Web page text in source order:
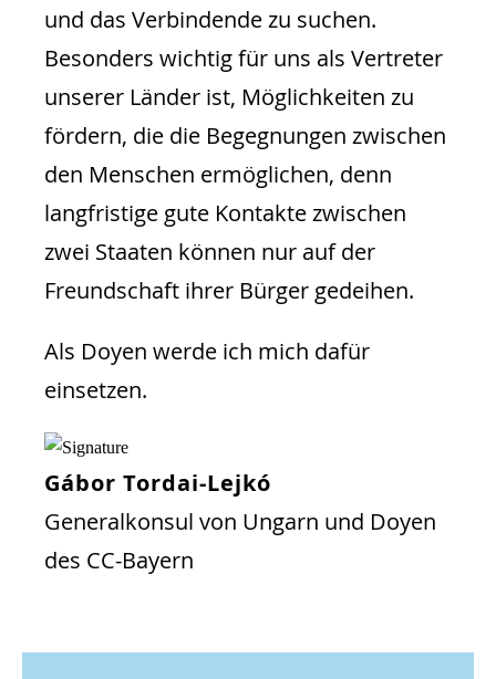
und das Verbindende zu suchen.
Besonders wichtig für uns als Vertreter
unserer Länder ist, Möglichkeiten zu
fördern, die die Begegnungen zwischen
den Menschen ermöglichen, denn
langfristige gute Kontakte zwischen
zwei Staaten können nur auf der
Freundschaft ihrer Bürger gedeihen.
Als Doyen werde ich mich dafür
einsetzen.
Gábor Tordai-Lejkó
Generalkonsul von Ungarn und Doyen
des CC-Bayern